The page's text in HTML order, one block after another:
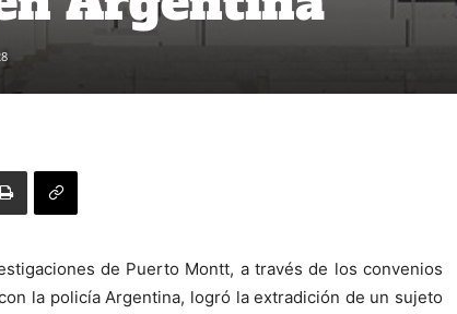
de Puerto Montt, a través de los convenios
la policía Argentina, logró la extradición de un sujeto